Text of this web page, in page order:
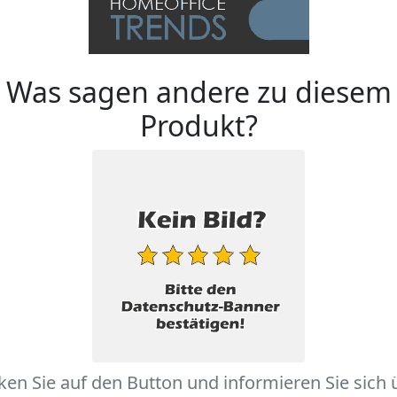
Was sagen andere zu diesem
Produkt?
Sie auf den Button und informieren Sie sich